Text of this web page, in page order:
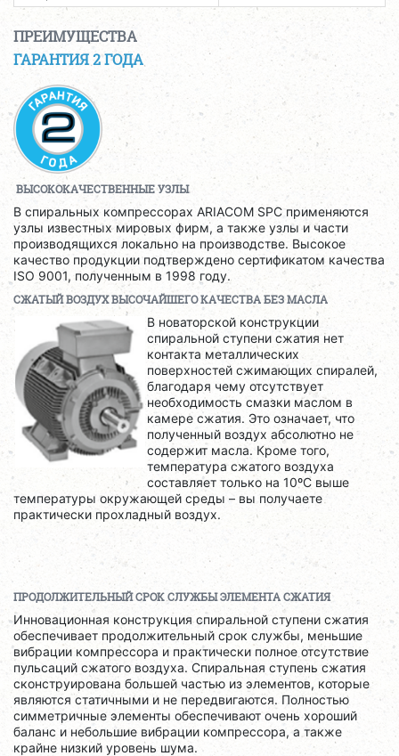
ПРЕИМУЩЕСТВА
ГАРАНТИЯ 2 ГОДА
ВЫСОКОКАЧЕСТВЕННЫЕ УЗЛЫ
В спиральных компрессорах ARIACOM SPC применяются
узлы известных мировых фирм, а также узлы и части
производящихся локально на производстве. Высокое
качество продукции подтверждено сертификатом качества
ISO 9001, полученным в 1998 году.
СЖАТЫЙ ВОЗДУХ ВЫСОЧАЙШЕГО КАЧЕСТВА БЕЗ МАСЛА
В новаторской конструкции
спиральной ступени сжатия нет
контакта металлических
поверхностей сжимающих спиралей,
благодаря чему отсутствует
необходимость смазки маслом в
камере сжатия. Это означает, что
полученный воздух абсолютно не
содержит масла. Кроме того,
температура сжатого воздуха
составляет только на 10ºС выше
температуры окружающей среды – вы получаете
практически прохладный воздух.
ПРОДОЛЖИТЕЛЬНЫЙ СРОК СЛУЖБЫ ЭЛЕМЕНТА СЖАТИЯ
Инновационная конструкция спиральной ступени сжатия
обеспечивает продолжительный срок службы, меньшие
вибрации компрессора и практически полное отсутствие
пульсаций сжатого воздуха. Спиральная ступень сжатия
сконструирована большей частью из элементов, которые
являются статичными и не передвигаются. Полностью
симметричные элементы обеспечивают очень хороший
баланс и небольшие вибрации компрессора, а также
крайне низкий уровень шума.